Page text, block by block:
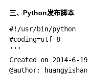
三、Python发布脚本
#!/usr/bin/python
#coding=utf-8
'''
Created on 2014-6-19
@author: huangyishan